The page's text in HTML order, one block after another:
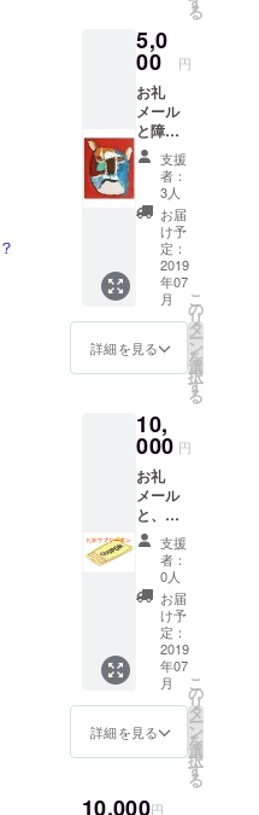
販売し
ている
もので
す。 ５
００円×
６袋で
す。合
計3,000
円＋送
料1,000
円です
が送料
無料と
させて
いただ
す。 ※
写真は
す。
ホーム
ページ
→
https://
peraich
i.com/la
nding_p
ages/vi
ew/pop
corn
せ” にて
ワーク
たんぽ
より お
届けい
たしま
す。 通
常 約３
２００
円が 送
料込み
にて３
０００
円でご
用意い
たしま
した。
※写真は
す。
加費
（１回
500円）
として
お使い
いただ
けま
す。 使
用可能
期間：
2019年
7月15日
～2020
年3月31
る
5,0
00 円
お礼
メール
と障が
いのあ
る方が
作成し
たポス
トカー
ド5枚
セット
にして
お届け
いたし
ます。
ポスト
レクト
ショッ
プ「マ
ジェル
カ」で
販売さ
れてい
る商品
です。
「マ
ジェル
カ」は
全国の
障害者
施設で
作られ
た雑貨
本当に
支援
者：
3人
お届
け予
定：
2019
年07
月
詳細を見る
こ
の
リ
タ
ー
ン
を
選
択
す
る
10,
000 円
お礼
メール
と、
「たか
サブ
クーポ
ン」
5,000円
かサブ
クーポ
ンは、
「いそ
の家」
での集
加費
支援
者：
0人
お届
け予
定：
2019
年07
月
詳細を見る
こ
の
リ
タ
ー
ン
を
選
択
す
る
10,000円